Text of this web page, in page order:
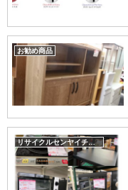
お勧め商品
リサイクルセンヤイチバ小城店